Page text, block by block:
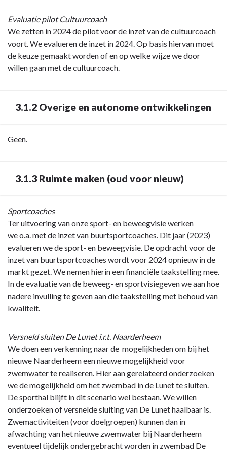
Evaluatie pilot Cultuurcoach
We zetten in 2024 de pilot voor de inzet van de cultuurcoach
voort. We evalueren de inzet in 2024. Op basis hiervan moet
de keuze gemaakt worden of en op welke wijze we door
willen gaan met de cultuurcoach.
3.1.2 Overige en autonome ontwikkelingen
Terug
Van
voor
iedereen
3.1.2
Overige
autonome
Geen.
3.1.3 Ruimte maken (oud voor nieuw)
Terug
naar
navigatie
Programma
Van
voor
Sportcoaches
Ter uitvoering van onze sport- en beweegvisie werken
we o.a. met de inzet van buurtsportcoaches. Dit jaar (2023)
evalueren we de sport- en beweegvisie. De opdracht voor de
inzet van buurtsportcoaches wordt voor 2024 opnieuw in de
markt gezet. We nemen hierin een financiële taakstelling mee.
In de evaluatie van de beweeg- en sportvisiegeven we aan hoe
nadere invulling te geven aan die taakstelling met behoud van
kwaliteit.
Versneld sluiten De Lunet i.r.t. Naarderheem
We doen een verkenning naar de mogelijkheden om bij het
nieuwe Naarderheem een nieuwe mogelijkheid voor
zwemwater te realiseren. Hier aan gerelateerd onderzoeken
we de mogelijkheid om het zwembad in de Lunet te sluiten.
De sporthal blijft in dit scenario wel bestaan. We willen
onderzoeken of versnelde sluiting van De Lunet haalbaar is.
Zwemactiviteiten (voor doelgroepen) kunnen dan in
afwachting van het nieuwe zwemwater bij Naarderheem
eventueel tijdelijk ondergebracht worden in zwembad De